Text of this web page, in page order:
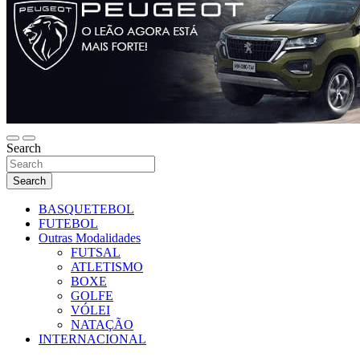
Search
Search
BASQUETEBOL
FUTEBOL
Outras Modalidades
FUTSAL
ATLETISMO
BOXE
GOLFE
VÓLEI
NATAÇÃO
INTERNACIONAL